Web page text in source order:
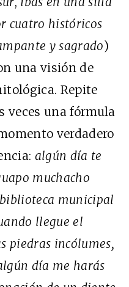
cuatro históricos
y sagrado)
una visión de
Repite
veces una fórmula
verdadero
algún día te
muchacho
municipal
llegue el
piedras incólumes,
día me harás